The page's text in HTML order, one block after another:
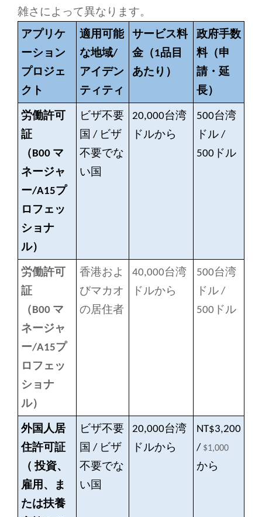
雑さによって異なります。
アプリケ
ーション
プロジェ
クト
適用可能
な地域/
アイデン
ティティ
サービス料
金（1品目
あたり）
政府手数
料（申
請・延
長）
労働許可
証
（B00 マ
ネージャ
ー/A15プ
ロフェッ
ショナ
ル）
ビザ不要
国 / ビザ
不要でな
い国
20,000台湾
ドルから
500台湾
ドル /
500ドル
労働許可
証
（B00 マ
ネージャ
ー/A15プ
ロフェッ
ショナ
ル）
香港およ
びマカオ
の居住者
40,000台湾
ドルから
500台湾
ドル /
500ドル
外国人居
住許可証
（ 投資、
雇用、ま
たは扶養
ビザ不要
国 / ビザ
不要でな
い国
20,000台湾
ドルから
NT$3,200
/ $1,000
から